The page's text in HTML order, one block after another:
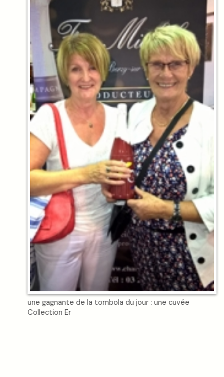
une gagnante de la tombola du jour : une cuvée
Collection Er